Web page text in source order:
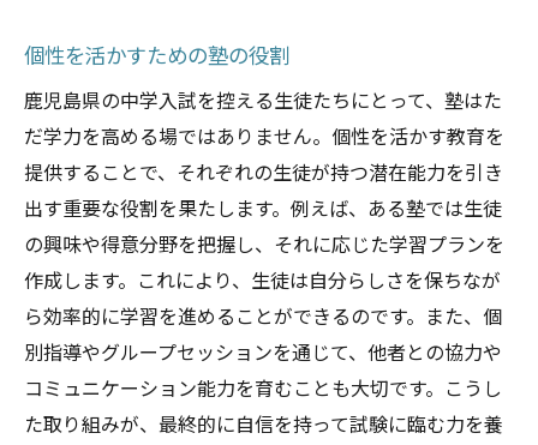
個性を活かすための塾の役割
鹿児島県の中学入試を控える生徒たちにとって、塾はた
だ学力を高める場ではありません。個性を活かす教育を
提供することで、それぞれの生徒が持つ潜在能力を引き
出す重要な役割を果たします。例えば、ある塾では生徒
の興味や得意分野を把握し、それに応じた学習プランを
作成します。これにより、生徒は自分らしさを保ちなが
ら効率的に学習を進めることができるのです。また、個
別指導やグループセッションを通じて、他者との協力や
コミュニケーション能力を育むことも大切です。こうし
た取り組みが、最終的に自信を持って試験に臨む力を養